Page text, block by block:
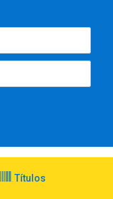
Títulos